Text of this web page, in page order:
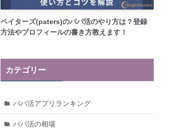
ペイターズ(paters)のパパ活のやり方は？登録
方法やプロフィールの書き方教えます！
カテゴリー
パパ活アプリランキング
パパ活の相場